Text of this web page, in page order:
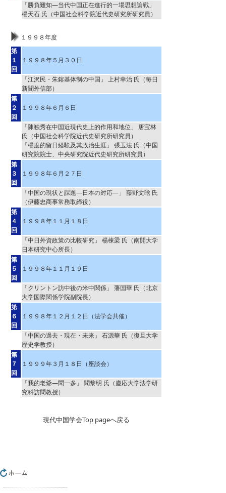
「勝負難知―当代中国正在進行的一場思想論戦」
楊天石 氏（中国社会科学院近代史研究所研究員）
１９９８年度
第
１
回
１９９８年５月３０日
「江沢民・朱鎔基体制の中国」 上村幸治 氏（毎日
新聞外信部）
第
２
回
１９９８年６月６日
「陳独秀在中国近現代史上的作用和地位」 唐宝林
氏（中国社会科学院近代史研究所研究員）
「楊度的留日経験及其政治生涯」 張玉法 氏（中国
研究院院士、中央研究院近代史研究所研究員）
第
３
回
１９９８年６月２７日
「中国の現状と課題―日本の対応―」 藤野文晗 氏
（伊藤忠商事常務取締役）
第
４
回
１９９８年１１月１８日
「中日外資政策の比較研究」 楊棟梁 氏（南開大学
日本研究中心所長）
第
５
回
１９９８年１１月１９日
「クリントン訪中後の米中関係」 藩国華 氏（北京
大学国際関係学院副院長）
第
６
回
１９９８年１２月１２日（法学会共催）
「中国の過去・現在・未来」 石源華 氏（復旦大学
歴史学教授）
第
７
回
１９９９年３月１８日（座談会）
「我的老爺―聞一多」 聞黎明 氏（慶応大学法学研
究科訪問教授）
現代中国学会Top pageへ戻る